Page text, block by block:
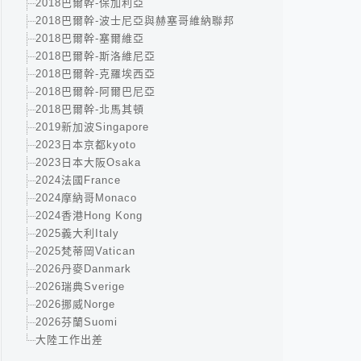
2018巴爾幹-保加利亞
2018巴爾幹-波士尼亞與赫塞哥維納聯邦
2018巴爾幹-塞爾維亞
2018巴爾幹-斯洛維尼亞
2018巴爾幹-克羅埃西亞
2018巴爾幹-阿爾巴尼亞
2018巴爾幹-北馬其頓
2019新加波Singapore
2023日本京都kyoto
2023日本大阪Osaka
2024法國France
2024摩納哥Monaco
2024香港Hong Kong
2025義大利Italy
2025梵蒂岡Vatican
2026丹麥Danmark
2026瑞典Sverige
2026挪威Norge
2026芬蘭Suomi
大陸工作出差